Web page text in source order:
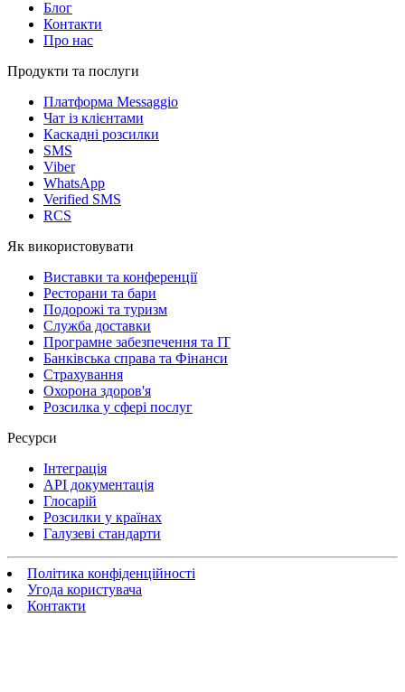
Блог
Контакти
Про нас
Продукти та послуги
Платформа Messaggio
Чат із клієнтами
Каскадні розсилки
SMS
Viber
WhatsApp
Verified SMS
RCS
Як використовувати
Виставки та конференції
Ресторани та бари
Подорожі та туризм
Служба доставки
Програмне забезпечення та IT
Банківська справа та Фінанси
Страхування
Охорона здоров'я
Розсилка у сфері послуг
Ресурси
Інтеграція
API документація
Глосарій
Розсилки у країнах
Галузеві стандарти
Політика конфіденційності
Угода користувача
Контакти